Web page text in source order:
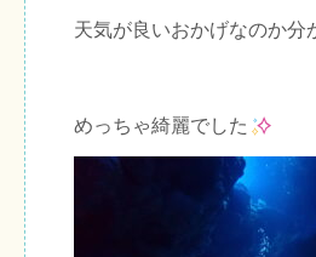
天気が良いおかげなのか分
めっちゃ綺麗でした